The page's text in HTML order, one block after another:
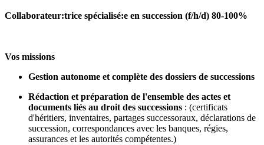
Collaborateur:trice spécialisé:e en succession (f/h/d) 80-100%
Vos missions
Gestion autonome et complète des dossiers de successions
Rédaction et préparation de l'ensemble des actes et
documents liés au droit des successions : (certificats
d'héritiers, inventaires, partages successoraux, déclarations de
succession, correspondances avec les banques, régies,
assurances et les autorités compétentes.)